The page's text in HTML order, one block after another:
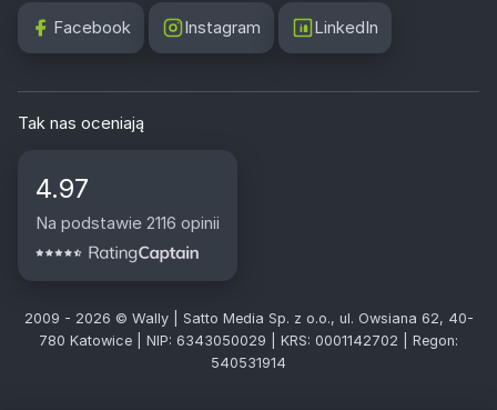
Facebook Instagram LinkedIn
Tak nas oceniają
4.97
Na podstawie 2116 opinii
2009 - 2026 © Wally | Satto Media Sp. z o.o., ul. Owsiana 62, 40-
780 Katowice | NIP: 6343050029 | KRS: 0001142702 | Regon:
540531914